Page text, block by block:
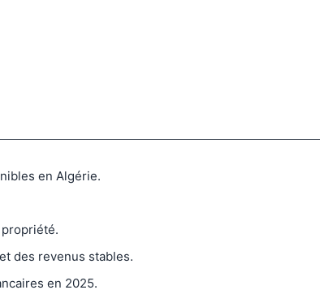
en Algérie.
des revenus stables.
en 2025.